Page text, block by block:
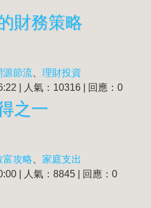
財務策略
源節流
理財投資
| 人氣：10316 | 回應：0
之一
富攻略
家庭支出
| 人氣：8845 | 回應：0